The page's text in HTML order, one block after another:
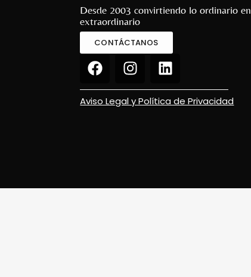
Desde 2003 convirtiendo lo ordinario en
extraordinario
CONTÁCTANOS
Aviso Legal y Política de Privacidad